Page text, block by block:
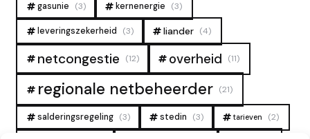
gasunie (3) kernenergie (3)
leveringszekerheid (3) liander (4)
netcongestie (12) overheid (11)
regionale netbeheerder (21)
salderingsregeling (3) stedin (3) tarieven (2)